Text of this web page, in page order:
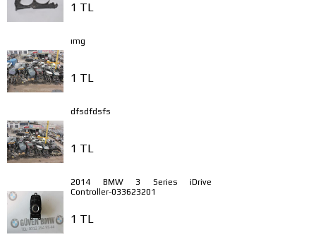
1 TL
ımg
1 TL
dfsdfdsfs
1 TL
2014 BMW 3 Series iDrive
Controller-033623201
1 TL